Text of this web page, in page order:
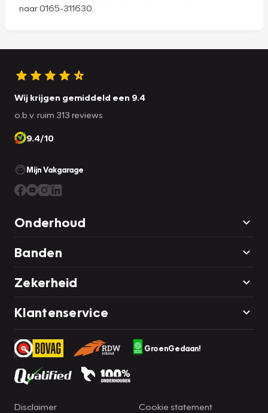
naar 0165-311630.
Wij krijgen gemiddeld een 9.4
o.b.v. ruim 313 reviews
9.4/10
Mijn Vakgarage
Onderhoud
Banden
Zekerheid
Klantenservice
GroenGedaan!
Disclaimer Cookie statement